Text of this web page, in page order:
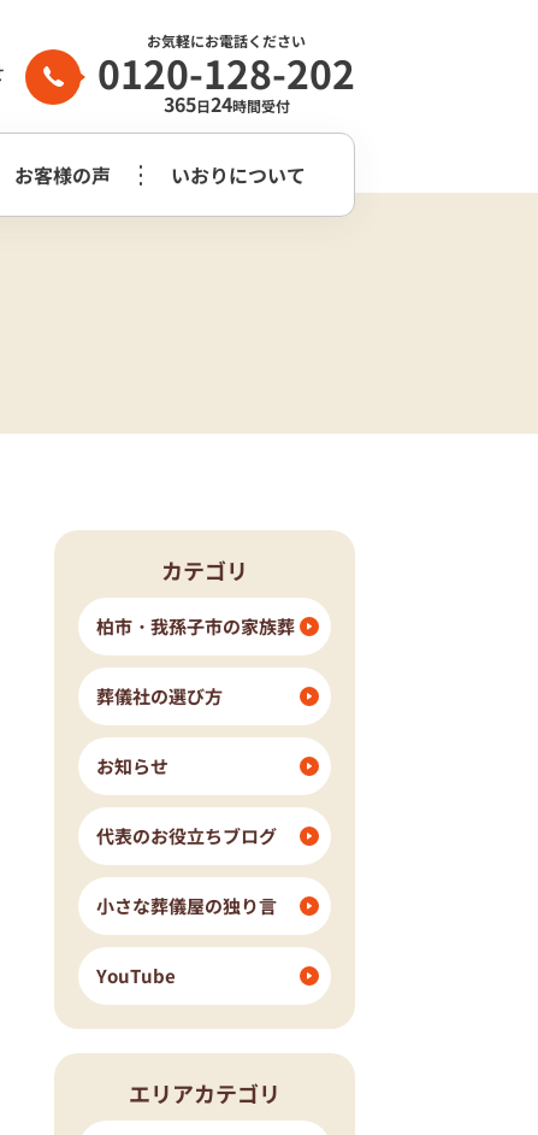
お気軽にお電話ください
0120-128-202
365日24時間受付
我孫子市
グホール柏斎場
葬儀社はどう
お客様の声 いおりについて
いおり公式
カテゴリ
柏市・我孫子市の家族葬
葬儀社の選び方
お知らせ
代表のお役立ちブログ
小さな葬儀屋の独り言
YouTube
エリアカテゴリ